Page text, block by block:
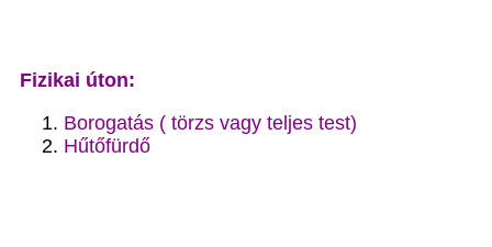
Fizikai úton:
Borogatás ( törzs vagy teljes test)
Hűtőfürdő